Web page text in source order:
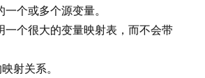
个或多个源变量。
个很大的变量映射表，而不会带
射关系。